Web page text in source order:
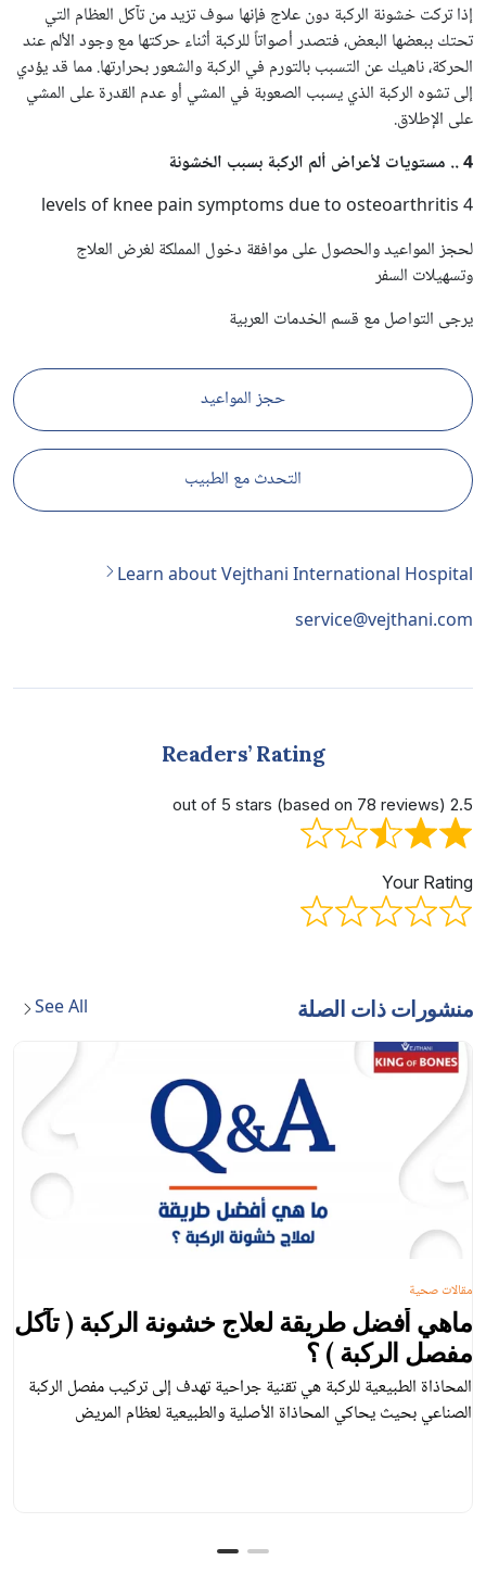
إذا تركت خشونة الركبة دون علاج فإنها سوف تزيد من تآكل العظام التي
تحتك ببعضها البعض، فتصدر أصواتاً للركبة أثناء حركتها مع وجود الألم عند
الحركة، ناهيك عن التسبب بالتورم في الركبة والشعور بحرارتها. مما قد يؤدي
إلى تشوه الركبة الذي يسبب الصعوبة في المشي أو عدم القدرة على المشي
على الإطلاق.
4 .. مستويات لأعراض ألم الركبة بسبب الخشونة
4 levels of knee pain symptoms due to osteoarthritis
لحجز المواعيد والحصول على موافقة دخول المملكة لغرض العلاج
وتسهيلات السفر
يرجى التواصل مع قسم الخدمات العربية
حجز المواعيد
التحدث مع الطبيب
Learn about Vejthani International Hospital
service@vejthani.com
Readers’ Rating
2.5 out of 5 stars (based on 78 reviews)
Your Rating
منشورات ذات الصلة See All
ماهي أفضل طريقة لعلاج خشونة الركبة ( تآكل
مفصل الركبة ) ؟
المحاذاة الطبيعية للركبة هي تقنية جراحية تهدف إلى تركيب مفصل الركبة
الصناعي بحيث يحاكي المحاذاة الأصلية والطبيعية لعظام المريض
مقالات صحية